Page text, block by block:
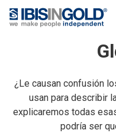
¿Le causan confusión
usan para describir
explicaremos todas
podría ser